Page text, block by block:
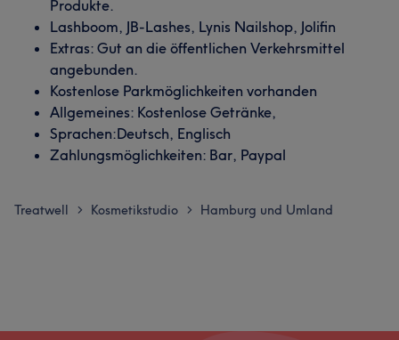
Produkte.
Lashboom, JB-Lashes, Lynis Nailshop, Jolifin
Extras: Gut an die öffentlichen Verkehrsmittel
angebunden.
Kostenlose Parkmöglichkeiten vorhanden
Allgemeines: Kostenlose Getränke,
Sprachen:Deutsch, Englisch
Zahlungsmöglichkeiten: Bar, Paypal
Treatwell > Kosmetikstudio > Hamburg und Umland